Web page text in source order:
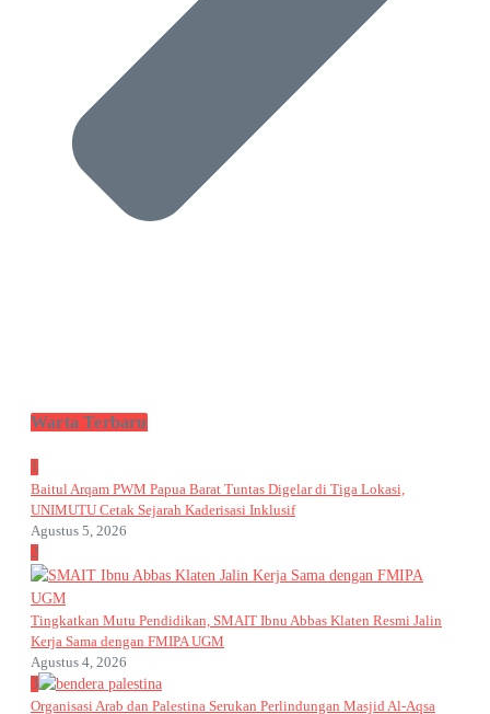
Warta Terbaru
1
Baitul Arqam PWM Papua Barat Tuntas Digelar di Tiga Lokasi,
UNIMUTU Cetak Sejarah Kaderisasi Inklusif
Agustus 5, 2026
2
Tingkatkan Mutu Pendidikan, SMAIT Ibnu Abbas Klaten Resmi Jalin
Kerja Sama dengan FMIPA UGM
Agustus 4, 2026
3
Organisasi Arab dan Palestina Serukan Perlindungan Masjid Al-Aqsa